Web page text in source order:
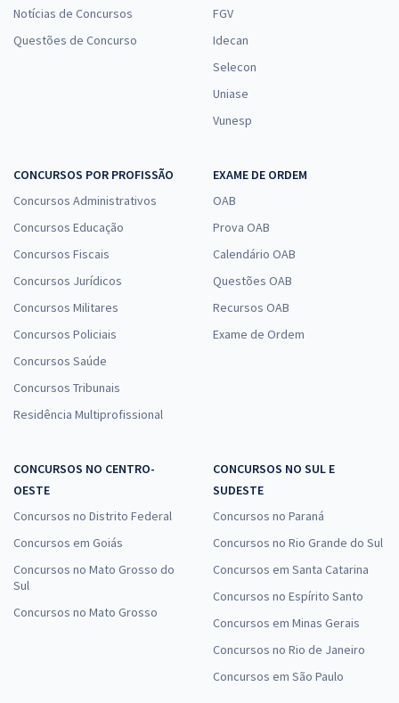
Notícias de Concursos
Questões de Concurso
FGV
Idecan
Selecon
Uniase
Vunesp
CONCURSOS POR PROFISSÃO
Concursos Administrativos
Concursos Educação
Concursos Fiscais
Concursos Jurídicos
Concursos Militares
Concursos Policiais
Concursos Saúde
Concursos Tribunais
Residência Multiprofissional
EXAME DE ORDEM
OAB
Prova OAB
Calendário OAB
Questões OAB
Recursos OAB
Exame de Ordem
CONCURSOS NO CENTRO-
OESTE
Concursos no Distrito Federal
Concursos em Goiás
Concursos no Mato Grosso do
Sul
Concursos no Mato Grosso
CONCURSOS NO SUL E
SUDESTE
Concursos no Paraná
Concursos no Rio Grande do Sul
Concursos em Santa Catarina
Concursos no Espírito Santo
Concursos em Minas Gerais
Concursos no Rio de Janeiro
Concursos em São Paulo